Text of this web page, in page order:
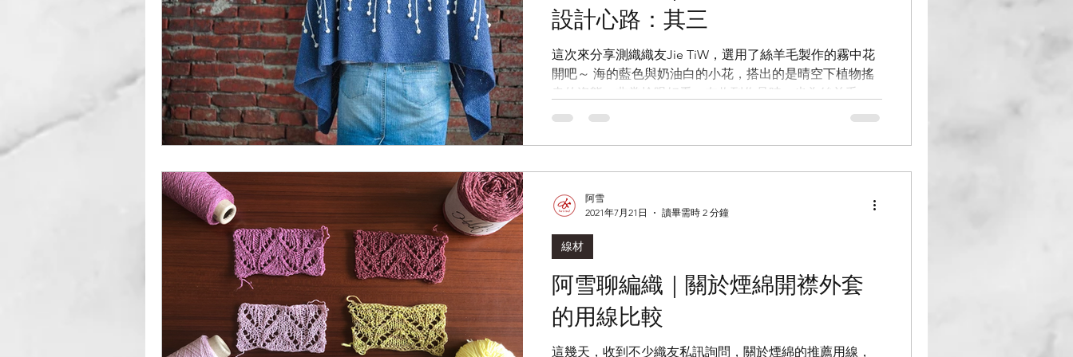
英國花呢作品 手套 高原 牧場 malabrigo SOCK ARROYO
ITO-KINU ITO-SENSAI蠶絲馬海 ITO-SHIO
設計心路：其三
這次來分享測織織友Jie TiW，選用了絲羊毛製作的霧中花
開吧～ 海的藍色與奶油白的小花，搭出的是晴空下植物搖
曳的姿態，非常搶眼好看。在收到作品時，也為絲羊毛輕
巧的質地，感到非常驚艷。
阿雪聊編織｜關於煙綿開襟外套
的用線比較
這幾天，收到不少織友私訊詢問，關於煙綿的推薦用線，
線材
阿雪
2021年7月21日
讀畢需時 2 分鐘